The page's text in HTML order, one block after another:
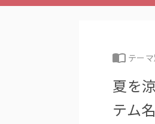
テー
夏を
テム